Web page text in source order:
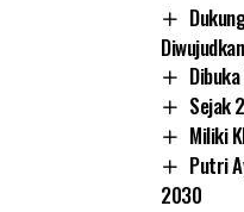
Diwujudkan
Sejak
Miliki
Putri
2030